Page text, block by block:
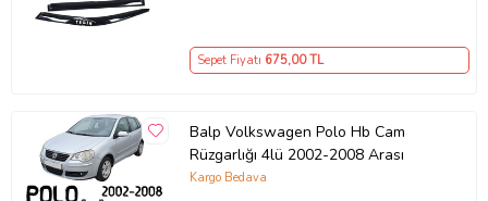
Sepet Fiyatı 675,00 TL
Balp Volkswagen Polo Hb Cam
Rüzgarlığı 4lü 2002-2008 Arası
Kargo Bedava